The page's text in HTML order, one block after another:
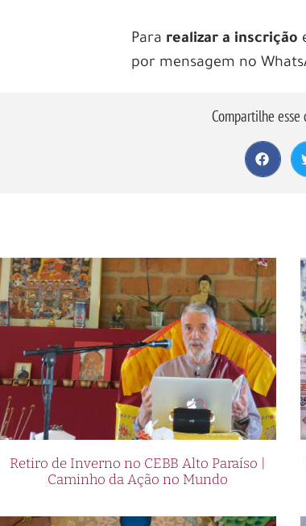
Para realizar a inscrição
por mensagem no
Compartilhe
Retiro de Inverno no CEBB Alto Paraíso |
Caminho da Ação no Mundo